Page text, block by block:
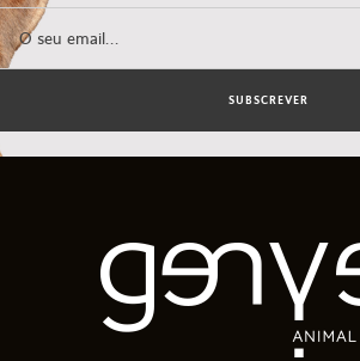
SUBSCREVER